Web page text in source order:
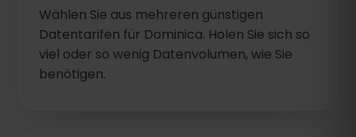
Wählen Sie aus mehreren günstigen
Datentarifen für Dominica. Holen Sie sich so
viel oder so wenig Datenvolumen, wie Sie
benötigen.